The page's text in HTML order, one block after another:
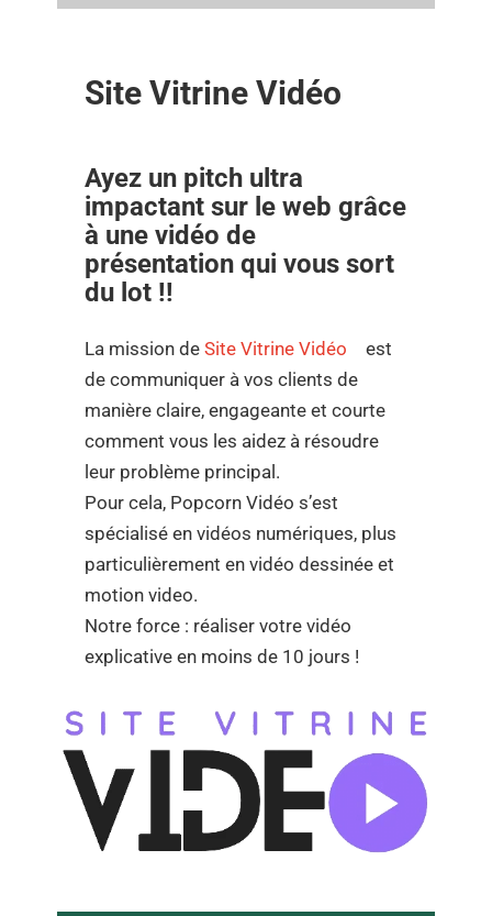
Site Vitrine Vidéo
Ayez un pitch ultra
impactant sur le web grâce
à une vidéo de
présentation qui vous sort
du lot !!
La mission deSite Vitrine Vidéo
est
de communiquer à vos clients de
manière claire, engageante et courte
comment vous les aidez à résoudre
leur problème principal.
Pour cela, Popcorn Vidéo s’est
spécialisé en vidéos numériques, plus
particulièrement en vidéo dessinée et
motion video.
Notre force : réaliser votre vidéo
explicative en moins de 10 jours !